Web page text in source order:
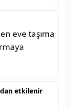
eve taşıma
etkilenir